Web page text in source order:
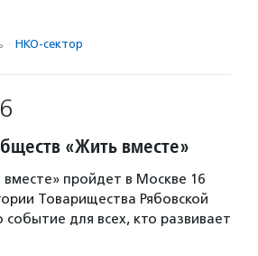
· НКО-сектор
«Жить вместе»
пройдет в Москве 16
Товарищества Рябовской
для всех, кто развивает